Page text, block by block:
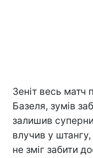
Зеніт весь матч
Базеля, зумів
залишив
влучив у
не зміг забити